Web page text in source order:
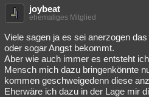
joybeat
ehemaliges Mitglied
Viele sagen ja es sei anerzogen
oder sogar Angst bekommt.
Aber wie auch immer es entsteht
Mensch mich dazu bringenkönnte
kommen geschweigedenn diese
Eherwäre ich dazu in der Lage mir